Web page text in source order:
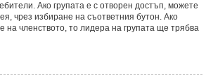
Ако групата е с отворен достъп, можете
чрез избиране на съответния бутон. Ако
на членството, то лидера на групата ще трябва